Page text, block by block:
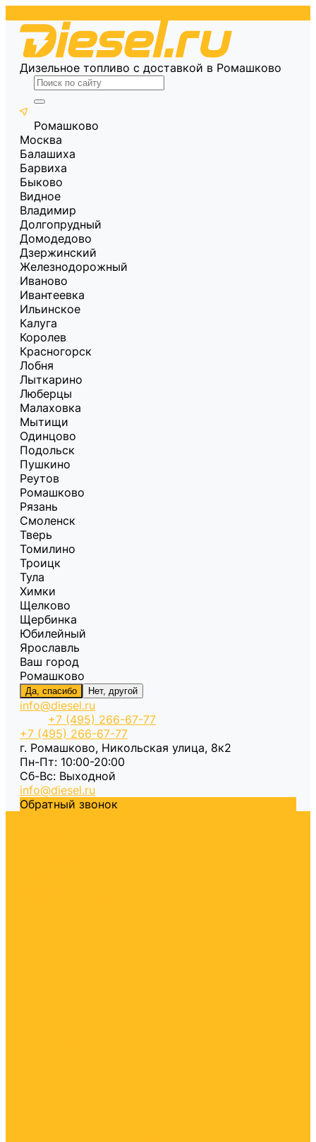
Дизельное топливо с доставкой в Ромашково
Ромашково
Москва
Балашиха
Барвиха
Быково
Видное
Владимир
Долгопрудный
Домодедово
Дзержинский
Железнодорожный
Иваново
Ивантеевка
Ильинское
Калуга
Королев
Красногорск
Лобня
Лыткарино
Люберцы
Малаховка
Мытищи
Одинцово
Подольск
Пушкино
Реутов
Ромашково
Рязань
Смоленск
Тверь
Томилино
Троицк
Тула
Химки
Щелково
Щербинка
Юбилейный
Ярославль
Ваш город
Ромашково
Да, спасибо Нет, другой
info@diesel.ru
+7 (495) 266-67-77
+7 (495) 266-67-77
г. Ромашково, Никольская улица, 8к2
Пн-Пт: 10:00-20:00
Cб-Вс: Выходной
info@diesel.ru
Обратный звонок